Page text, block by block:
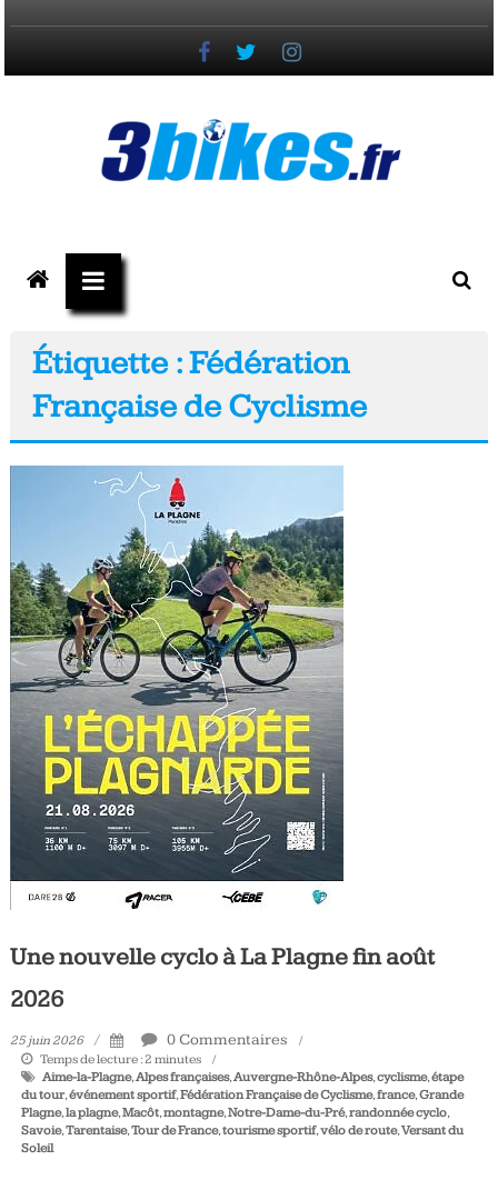
votre
magazine
Vélo,
Gravel
&
Triathlon
jours,
votre
actualité
vélo
et
triathlon
Étiquette : Fédération
Française de Cyclisme
Une nouvelle cyclo à La Plagne fin août
2026
25 juin 2026 0 Commentaires
Temps de lecture :2 minutes
Aime-la-Plagne,Alpes françaises,Auvergne-Rhône-Alpes,cyclisme,étape
du tour,événement sportif,Fédération Française de Cyclisme,france,Grande
Plagne,la plagne,Macôt,montagne,Notre-Dame-du-Pré,randonnée cyclo,
Savoie,Tarentaise,Tour de France,tourisme sportif,vélo de route,Versant du
Soleil